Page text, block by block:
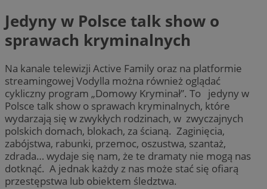
Jedyny w Polsce talk show o
sprawach kryminalnych
Na kanale telewizji Active Family oraz na platformie
streamingowej Vodylla można również oglądać
cykliczny program „Domowy Kryminał”. To jedyny w
Polsce talk show o sprawach kryminalnych, które
wydarzają się w zwykłych rodzinach, w zwyczajnych
polskich domach, blokach, za ścianą. Zaginięcia,
zabójstwa, rabunki, przemoc, oszustwa, szantaż,
zdrada… wydaje się nam, że te dramaty nie mogą nas
dotknąć. A jednak każdy z nas może stać się ofiarą
przestępstwa lub obiektem śledztwa.